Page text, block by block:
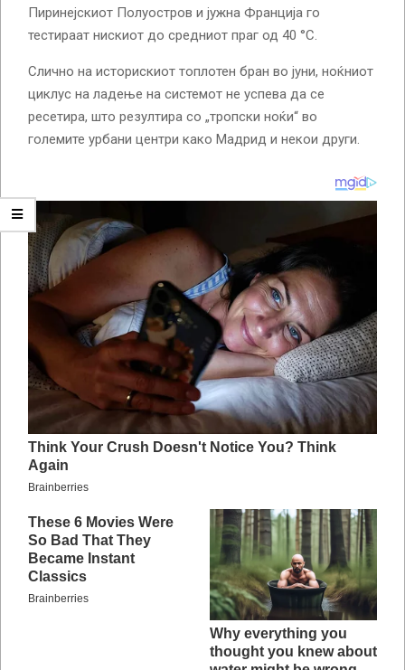
Пиринејскиот Полуостров и јужна Франција го
тестираат нискиот до средниот праг од 40 °C.
Слично на историскиот топлотен бран во јуни, ноќниот
циклус на ладење на системот не успева да се
ресетира, што резултира со „тропски ноќи“ во
големите урбани центри како Мадрид и некои други.